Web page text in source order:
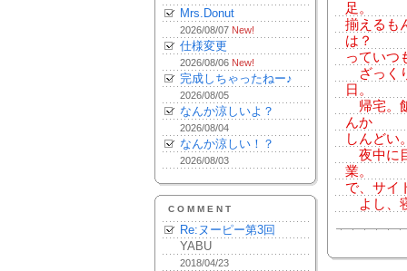
Mrs.Donut
2026/08/07 New!
仕様変更
2026/08/06 New!
完成しちゃったねー♪
2026/08/05
なんか涼しいよ？
2026/08/04
なんか涼しい！？
2026/08/03
COMMENT
Re:ヌーピー第3回
YABU
2018/04/23
足。
揃えるも
は？
っていつ
ざっく
日。
帰宅。
んか
しんどい
夜中に
業。
で、サイ
よし、